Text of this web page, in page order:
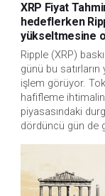
XRP Fiyat
hedeflerken
yükseltmesine
Ripple (XRP)
günü bu satırların
işlem görüyor.
hafifleme
piyasasındaki
dördüncü gün de